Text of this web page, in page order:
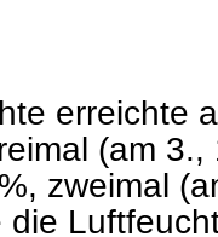
erreichte
(am
zweimal